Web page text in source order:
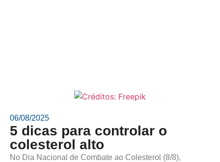
06/08/2025
5 dicas para controlar o
colesterol alto
No Dia Nacional de Combate ao Colesterol (8/8),